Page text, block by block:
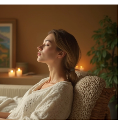
jestli je tento typ péče právě
podpořit lymfatický systém i